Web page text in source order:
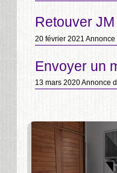
Retouver
20 février 2021Annonce
Envoyer un
13 mars 2020Annonce